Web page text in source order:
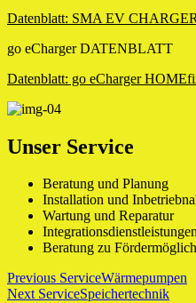
Datenblatt: SMA EV CHARGER
go eCharger DATENBLATT
Datenblatt: go eCharger
Unser Service
Beratung und Planung
Installation und
Wartung und Reparatur
Beratung zu
Beitragsnavigation
Previous ServiceWärmepumpen
Next ServiceSpeichertechnik